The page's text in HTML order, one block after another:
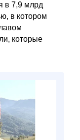
в 7,9 млрд
в котором
которые